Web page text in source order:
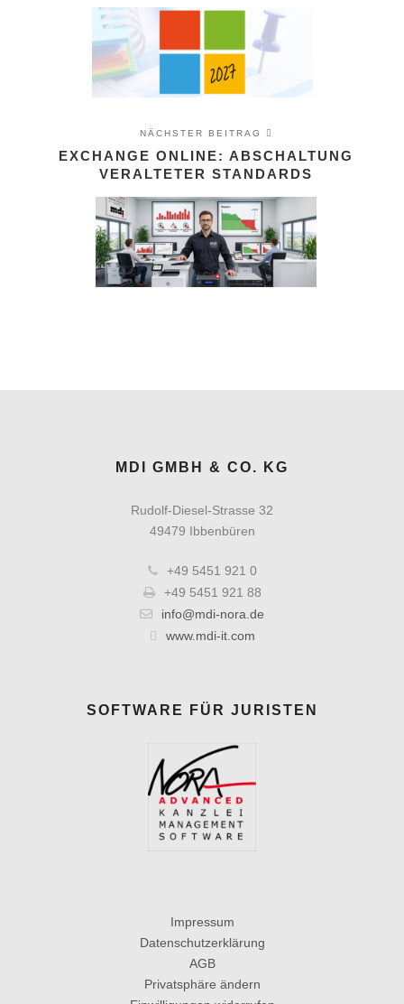
NÄCHSTER BEITRAG
EXCHANGE ONLINE: ABSCHALTUNG
VERALTETER STANDARDS
MDI GMBH & CO. KG
Rudolf-Diesel-Strasse 32
49479 Ibbenbüren
+49 5451 921 0
+49 5451 921 88
info@mdi-nora.de
www.mdi-it.com
SOFTWARE FÜR JURISTEN
Impressum
Datenschutzerklärung
AGB
Privatsphäre ändern